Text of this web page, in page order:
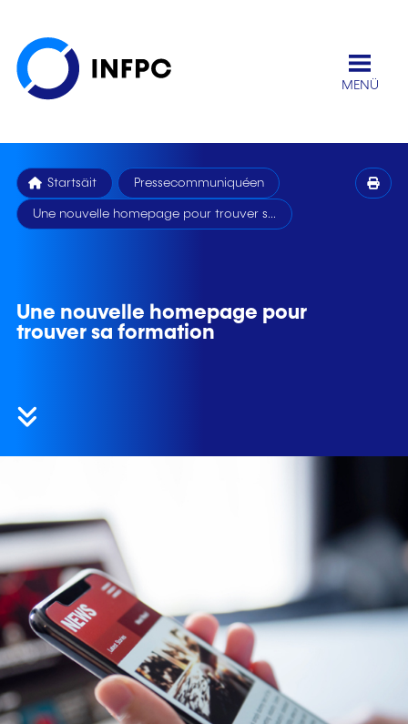
MENÜ
Startsäit Pressecommuniquéen
Une nouvelle homepage pour trouver s...
Une nouvelle homepage pour
trouver sa formation